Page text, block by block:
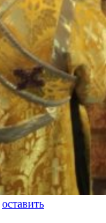
оставить